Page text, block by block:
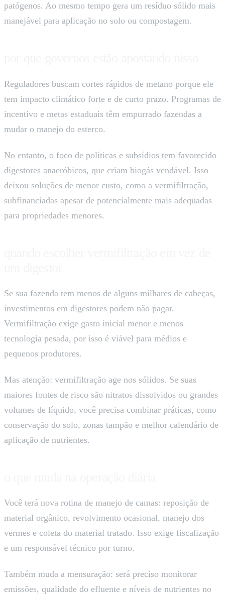
patógenos. Ao mesmo tempo gera um resíduo sólido mais
manejável para aplicação no solo ou compostagem.
Reguladores buscam cortes rápidos de metano porque ele
tem impacto climático forte e de curto prazo. Programas de
incentivo e metas estaduais têm empurrado fazendas a
mudar o manejo do esterco.
No entanto, o foco de políticas e subsídios tem favorecido
digestores anaeróbicos, que criam biogás vendável. Isso
deixou soluções de menor custo, como a vermifiltração,
subfinanciadas apesar de potencialmente mais adequadas
para propriedades menores.
Se sua fazenda tem menos de alguns milhares de cabeças,
investimentos em digestores podem não pagar.
Vermifiltração exige gasto inicial menor e menos
tecnologia pesada, por isso é viável para médios e
pequenos produtores.
Mas atenção: vermifiltração age nos sólidos. Se suas
maiores fontes de risco são nitratos dissolvidos ou grandes
volumes de líquido, você precisa combinar práticas, como
conservação do solo, zonas tampão e melhor calendário de
aplicação de nutrientes.
Você terá nova rotina de manejo de camas: reposição de
material orgânico, revolvimento ocasional, manejo dos
vermes e coleta do material tratado. Isso exige fiscalização
e um responsável técnico por turno.
Também muda a mensuração: será preciso monitorar
emissões, qualidade do efluente e níveis de nutrientes no